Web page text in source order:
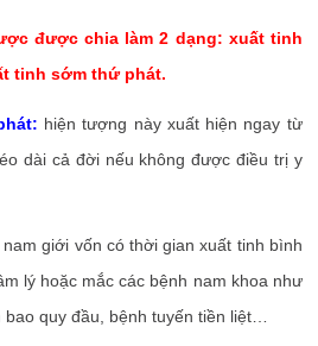
được chia làm 2 dạng: xuất tinh
tinh sớm thứ phát.
hiện tượng này xuất hiện ngay từ
dài cả đời nếu không được điều trị y
nam giới vốn có thời gian xuất tinh bình
lý hoặc mắc các bệnh nam khoa như
bao quy đầu, bệnh tuyến tiền liệt…